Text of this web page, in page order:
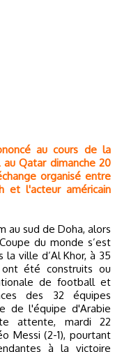
Qatar dimanche 20
organisé entre
et l'acteur américain
au sud de Doha, alors
du monde s’est
ville d’Al Khor, à 35
été construits ou
de football et
des 32 équipes
de l'équipe d'Arabie
attente, mardi 22
Messi (2-1), pourtant
à la victoire